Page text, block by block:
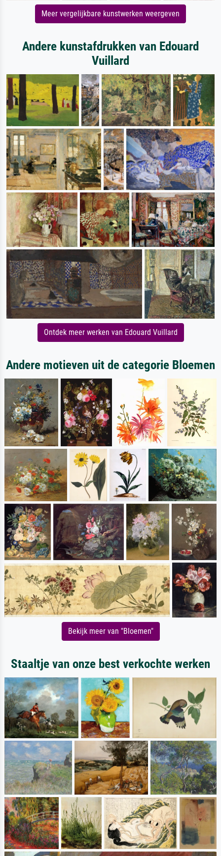
Meer vergelijkbare kunstwerken weergeven
Andere kunstafdrukken van Edouard
Vuillard
Ontdek meer werken van Edouard Vuillard
Andere motieven uit de categorie Bloemen
Bekijk meer van "Bloemen"
Staaltje van onze best verkochte werken